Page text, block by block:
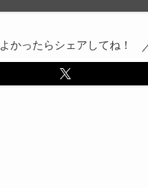
よかったらシェアしてね！